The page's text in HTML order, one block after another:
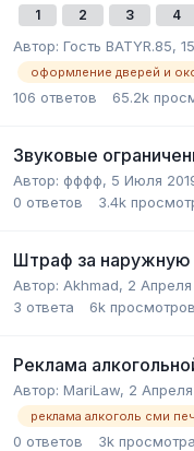
1 2 3 4
Автор: Гость BATYR.85,
оформление дверей и
106 ответов 65.2k
Звуковые
Автор: фффф, 5 Июля
0 ответов 3.4k
Штраф за наружную
Автор: Akhmad, 2 Апреля
3 ответа 6k просмотров
Реклама
Автор: MariLaw, 2
реклама алкоголь сми
0 ответов 3k просмотра